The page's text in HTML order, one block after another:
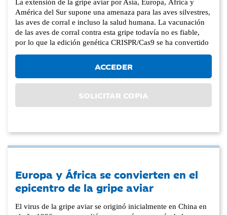
La extensión de la gripe aviar por Asia, Europa, África y
América del Sur supone una amenaza para las aves silvestres,
las aves de corral e incluso la salud humana. La vacunación
de las aves de corral contra esta gripe todavía no es fiable,
por lo que la edición genética CRISPR/Cas9 se ha convertido
ACCEDER
SOLICITAR COPIA
Europa y África se convierten en el
epicentro de la gripe aviar
El virus de la gripe aviar se originó inicialmente en China en